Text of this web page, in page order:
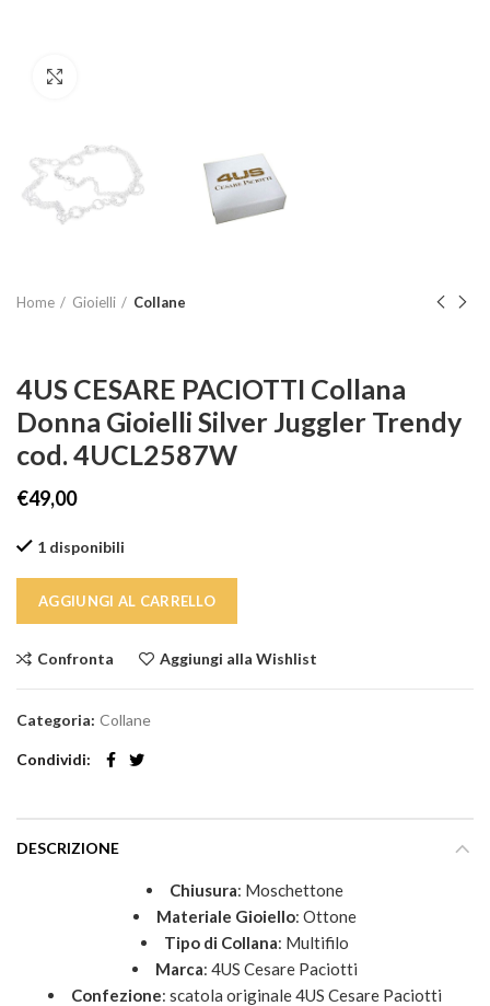
Home Gioielli Collane
4US CESARE PACIOTTI Collana
Donna Gioielli Silver Juggler Trendy
cod. 4UCL2587W
€49,00
1 disponibili
AGGIUNGI AL CARRELLO
Confronta Aggiungi alla Wishlist
Categoria: Collane
Condividi
DESCRIZIONE
Chiusura: Moschettone
Materiale Gioiello: Ottone
Tipo di Collana: Multifilo
Marca: 4US Cesare Paciotti
Confezione: scatola originale 4US Cesare Paciotti